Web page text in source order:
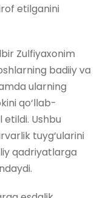
etilganini
Zulfiyaxonim
badiiy va
ularning
qo‘llab-
Ushbu
tuyg‘ularini
qadriyatlarga